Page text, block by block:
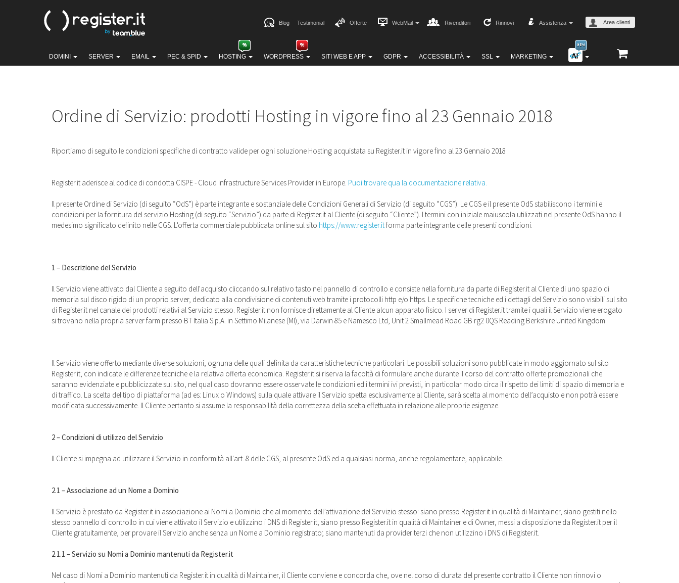
DOMINI SERVER EMAIL PEC & SPID HOSTING WORDPRESS SITI WEB E APP GDPR ACCESSIBILITÀ SSL MARKETING
Blog Testimonial Offerte WebMail Rivenditori Rinnovi Assistenza Area clienti
Ordine di Servizio: prodotti Hosting in vigore fino al 23 Gennaio 2018
Riportiamo di seguito le condizioni specifiche di contratto valide per ogni soluzione Hosting acquistata su Register.it in vigore fino al 23 Gennaio 2018
Register.it aderisce al codice di condotta CISPE - Cloud Infrastructure Services Provider in Europe. Puoi trovare qua la documentazione relativa.
Il presente Ordine di Servizio (di seguito “OdS”) è parte integrante e sostanziale delle Condizioni Generali di Servizio (di seguito “CGS”). Le CGS e il presente OdS stabiliscono i termini e
condizioni per la fornitura del servizio Hosting (di seguito “Servizio”) da parte di Register.it al Cliente (di seguito “Cliente”). I termini con iniziale maiuscola utilizzati nel presente OdS hanno il
medesimo significato definito nelle CGS. L'offerta commerciale pubblicata online sul sito https://www.register.itforma parte integrante delle presenti condizioni.
1 – Descrizione del Servizio
Il Servizio viene attivato dal Cliente a seguito dell'acquisto cliccando sul relativo tasto nel pannello di controllo e consiste nella fornitura da parte di Register.it al Cliente di uno spazio di
memoria sul disco rigido di un proprio server, dedicato alla condivisione di contenuti web tramite i protocolli http e/o https. Le specifiche tecniche ed i dettagli del Servizio sono visibili sul sito
di Register.it nel canale dei prodotti relativi al Servizio stesso. Register.it non fornisce direttamente al Cliente alcun apparato fisico. I server di Register.it tramite i quali il Servizio viene erogato
si trovano nella propria server farm presso BT Italia S.p.A. in Settimo Milanese (MI), via Darwin 85 e Namesco Ltd, Unit 2 Smallmead Road GB rg2 0QS Reading Berkshire United Kingdom.
Il Servizio viene offerto mediante diverse soluzioni, ognuna delle quali definita da caratteristiche tecniche particolari. Le possibili soluzioni sono pubblicate in modo aggiornato sul sito
Register.it, con indicate le differenze tecniche e la relativa offerta economica. Register.it si riserva la facoltà di formulare anche durante il corso del contratto offerte promozionali che
saranno evidenziate e pubblicizzate sul sito, nel qual caso dovranno essere osservate le condizioni ed i termini ivi previsti, in particolar modo circa il rispetto dei limiti di spazio di memoria e
di traffico. La scelta del tipo di piattaforma (ad es: Linux o Windows) sulla quale attivare il Servizio spetta esclusivamente al Cliente, sarà scelta al momento dell’acquisto e non potrà essere
modificata successivamente. Il Cliente pertanto si assume la responsabilità della correttezza della scelta effettuata in relazione alle proprie esigenze.
2 – Condizioni di utilizzo del Servizio
Il Cliente si impegna ad utilizzare il Servizio in conformità all'art. 8 delle CGS, al presente OdS ed a qualsiasi norma, anche regolamentare, applicabile.
2.1 – Associazione ad un Nome a Dominio
Il Servizio è prestato da Register.it in associazione ai Nomi a Dominio che al momento dell’attivazione del Servizio stesso: siano presso Register.it in qualità di Maintainer, siano gestiti nello
stesso pannello di controllo in cui viene attivato il Servizio e utilizzino i DNS di Register.it; siano presso Register.it in qualità di Maintainer e di Owner, messi a disposizione da Register.it per il
Cliente gratuitamente, per provare il Servizio anche senza un Nome a Dominio registrato; siano mantenuti da provider terzi che non utilizzino i DNS di Register.it.
2.1.1 – Servizio su Nomi a Dominio mantenuti da Register.it
Nel caso di Nomi a Dominio mantenuti da Register.it in qualità di Maintainer, il Cliente conviene e concorda che, ove nel corso di durata del presente contratto il Cliente non rinnovi o